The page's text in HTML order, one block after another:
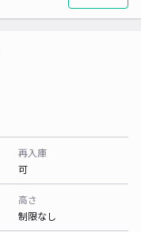
再入庫
可
高さ
制限なし